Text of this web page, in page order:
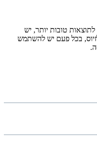
טובות יותר, יש
ריקים ב 60 מעלות צלזיוס, בכל פעם יש להשתמש